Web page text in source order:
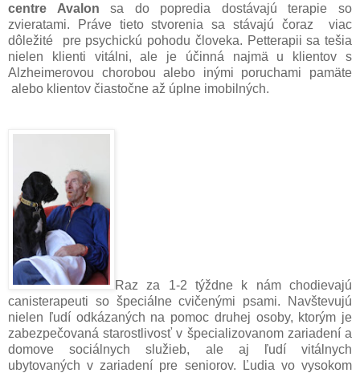
centre Avalon sa do popredia dostávajú terapie so
zvieratami. Práve tieto stvorenia sa stávajú čoraz viac
dôležité pre psychickú pohodu človeka. Petterapii sa tešia
nielen klienti vitálni, ale je účinná najmä u klientov s
Alzheimerovou chorobou alebo inými poruchami pamäte
alebo klientov čiastočne až úplne imobilných.
Raz za 1-2 týždne k nám chodievajú
canisterapeuti so špeciálne cvičenými psami. Navštevujú
nielen ľudí odkázaných na pomoc druhej osoby, ktorým je
zabezpečovaná starostlivosť v špecializovanom zariadení a
domove sociálnych služieb, ale aj ľudí vitálnych
ubytovaných v zariadení pre seniorov. Ľudia vo vysokom